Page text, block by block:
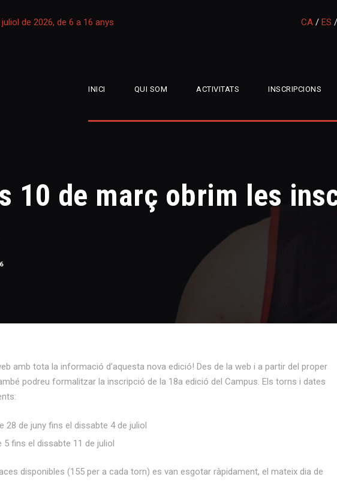
de 2026, de 6 a 16 anys CA / ES /
INICI QUI SOM ACTIVITATS INSCRIPCIONS
10 de març obrim les
amb tota la informació d’aquesta nova edició! Des de la web i a partir del proper
podreu formalitzar la inscripció de la 18a edició del Campus. Els torns i dates
28 de juny fins el dissabte 4 de juliol
5 fins el dissabte 11 de juliol
disponibles (155 per a cada torn) es van esgotar ràpidament, el mateix dia de